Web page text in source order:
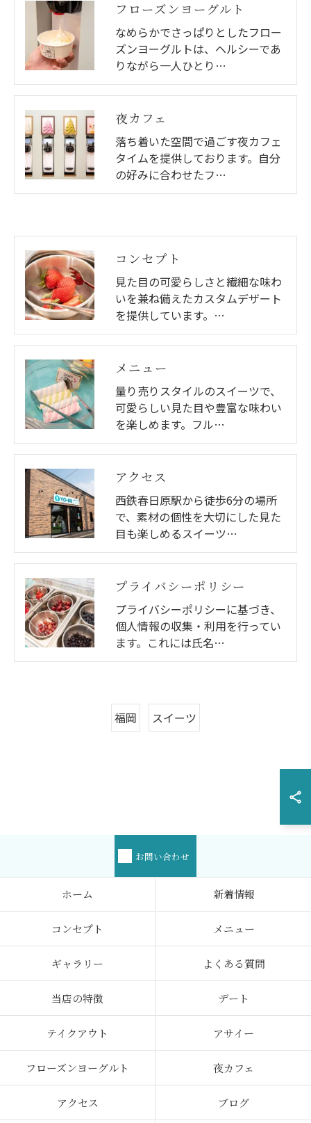
フローズンヨーグルト
なめらかでさっぱりとしたフロー
ズンヨーグルトは、ヘルシーであ
りながら一人ひとり…
夜カフェ
落ち着いた空間で過ごす夜カフェ
タイムを提供しております。自分
の好みに合わせたフ…
コンセプト
見た目の可愛らしさと繊細な味わ
いを兼ね備えたカスタムデザート
を提供しています。…
メニュー
量り売りスタイルのスイーツで、
可愛らしい見た目や豊富な味わい
を楽しめます。フル…
アクセス
西鉄春日原駅から徒歩6分の場所
で、素材の個性を大切にした見た
目も楽しめるスイーツ…
プライバシーポリシー
プライバシーポリシーに基づき、
個人情報の収集・利用を行ってい
ます。これには氏名…
福岡 スイーツ
お問い合わせ
ホーム 新着情報
コンセプト メニュー
ギャラリー よくある質問
当店の特徴 デート
テイクアウト アサイー
フローズンヨーグルト 夜カフェ
アクセス ブログ